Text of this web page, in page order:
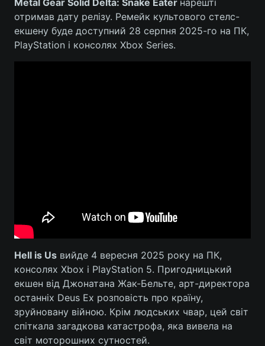
Metal Gear Solid Delta: Snake Eater нарешті
отримав дату релізу. Ремейк культового стелс-
екшену буде доступний 28 серпня 2025-го на ПК,
PlayStation і консолях Xbox Series.
Hell is Us вийде 4 вересня 2025 року на ПК,
консолях Xbox і PlayStation 5. Пригодницький
екшен від Джонатана Жак-Бельте, арт-директора
останніх Deus Ex розповість про країну,
зруйновану війною. Крім людських чвар, цей світ
спіткала загадкова катастрофа, яка вивела на
світ моторошних сутностей.